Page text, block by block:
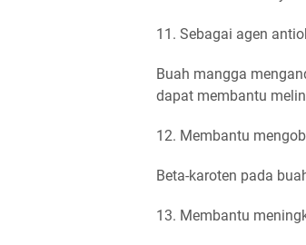
11. Sebagai agen
Buah mangga
dapat membantu
12. Membantu
Beta-karoten pada
13. Membantu